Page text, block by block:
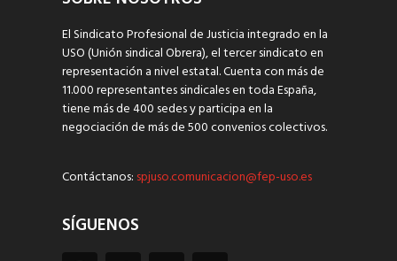
El Sindicato Profesional de Justicia integrado en la
USO (Unión sindical Obrera), el tercer sindicato en
representación a nivel estatal. Cuenta con más de
11.000 representantes sindicales en toda España,
tiene más de 400 sedes y participa en la
negociación de más de 500 convenios colectivos.
Contáctanos: spjuso.comunicacion@fep-uso.es
SÍGUENOS